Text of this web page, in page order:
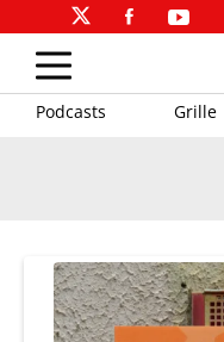
Podcasts Grille